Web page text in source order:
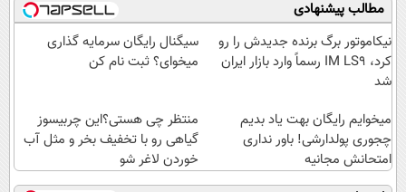
مطالب پیشنهادی
نیکاموتور برگ برنده جدیدش را رو
کرد، IM LS9 رسماً وارد بازار ایران
شد
سیگنال رایگان سرمایه گذاری
میخوای؟ ثبت نام کن
میخوایم رایگان بهت یاد بدیم
چجوری پولدارشی! باور نداری
امتحانش مجانیه
منتظر چی هستی؟این چربیسوز
گیاهی رو با تخفیف بخر و مثل آب
خوردن لاغر شو